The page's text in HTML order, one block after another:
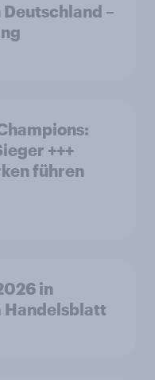
–
+++
führen
in
Handelsblatt